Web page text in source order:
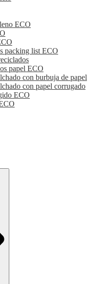
ECO
packing list ECO
papel ECO
con burbuja de papel
con papel corrugado
ECO